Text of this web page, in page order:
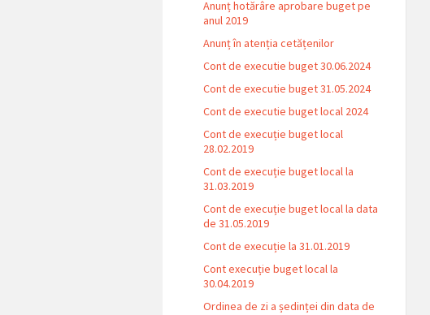
Anunț hotărâre aprobare buget pe
anul 2019
Anunț în atenția cetățenilor
Cont de executie buget 30.06.2024
Cont de executie buget 31.05.2024
Cont de executie buget local 2024
Cont de execuție buget local
28.02.2019
Cont de execuție buget local la
31.03.2019
Cont de execuție buget local la data
de 31.05.2019
Cont de execuție la 31.01.2019
Cont execuție buget local la
30.04.2019
Ordinea de zi a ședinței din data de